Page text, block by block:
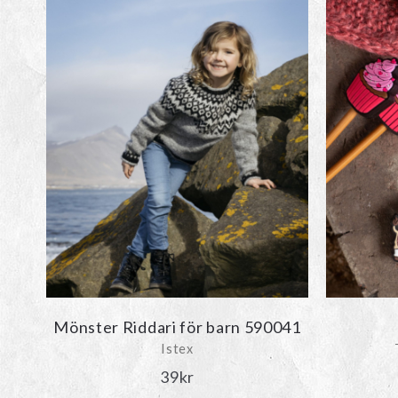
Mönster Riddari för barn 590041
Istex
39kr